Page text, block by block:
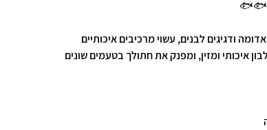
ודגיגים לבנים, עשוי מרכיבים איכותיים
איכותי ומזין, ומפנק את חתולך בטעמים שונים